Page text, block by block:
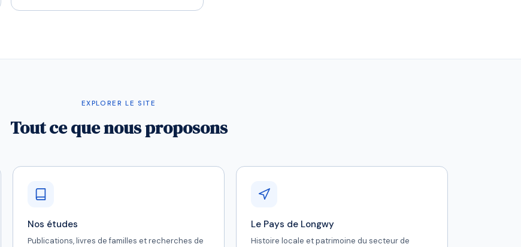
EXPLORER LE SITE
Tout ce que nous proposons
Nos études
Publications, livres de familles et recherches de
Le Pays de Longwy
Histoire locale et patrimoine du secteur de